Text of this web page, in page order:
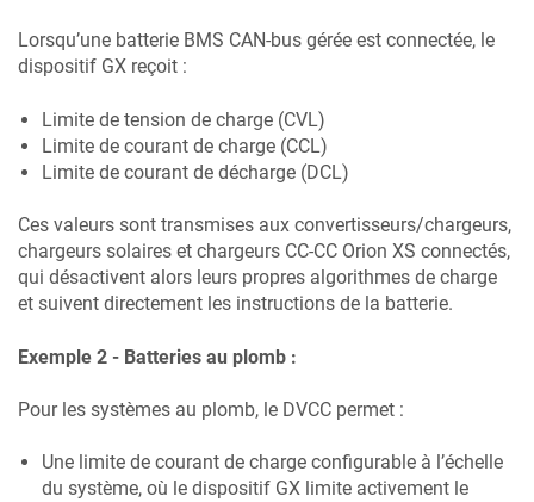
Lorsqu’une batterie BMS CAN-bus gérée est connectée, le
dispositif GX reçoit :
Limite de tension de charge (CVL)
Limite de courant de charge (CCL)
Limite de courant de décharge (DCL)
Ces valeurs sont transmises aux convertisseurs/chargeurs,
chargeurs solaires et chargeurs CC-CC Orion XS connectés,
qui désactivent alors leurs propres algorithmes de charge
et suivent directement les instructions de la batterie.
Exemple 2 - Batteries au plomb :
Pour les systèmes au plomb, le DVCC permet :
Une limite de courant de charge configurable à l’échelle
du système, où le dispositif GX limite activement le